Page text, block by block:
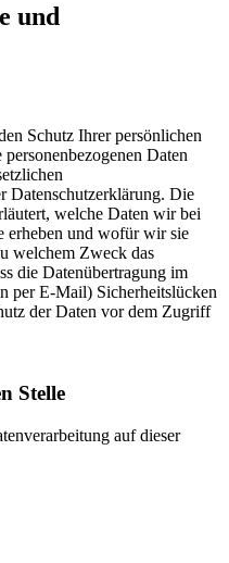
und
Schutz Ihrer persönlichen
Daten
Datenschutzerklärung. Die
welche Daten wir bei
erheben und wofür wir sie
welchem Zweck das
die Datenübertragung im
per E-Mail) Sicherheitslücken
der Daten vor dem Zugriff
Stelle
auf dieser